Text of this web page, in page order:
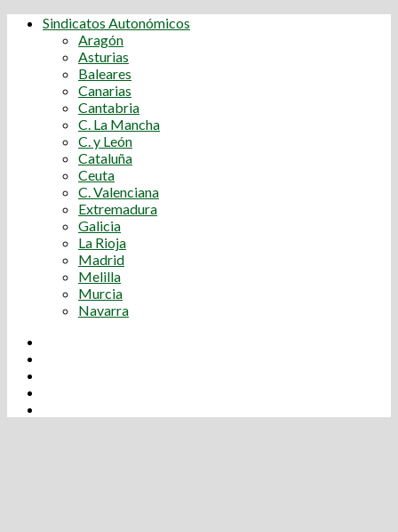
Sindicatos Autonómicos
Aragón
Asturias
Baleares
Canarias
Cantabria
C. La Mancha
C. y León
Cataluña
Ceuta
C. Valenciana
Extremadura
Galicia
La Rioja
Madrid
Melilla
Murcia
Navarra
fb